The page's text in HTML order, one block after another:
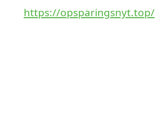
https://opsparingsnyt.top/